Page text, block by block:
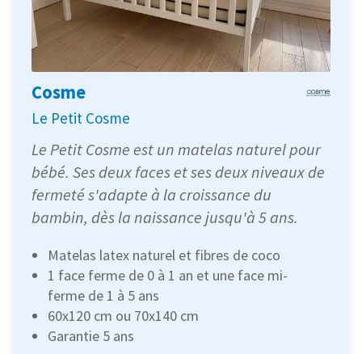
Cosme
Le Petit Cosme
Le Petit Cosme est un matelas naturel pour
bébé. Ses deux faces et ses deux niveaux de
fermeté s'adapte à la croissance du
bambin, dès la naissance jusqu'à 5 ans.
Matelas latex naturel et fibres de coco
1 face ferme de 0 à 1 an et une face mi-
ferme de 1 à 5 ans
60x120 cm ou 70x140 cm
Garantie 5 ans